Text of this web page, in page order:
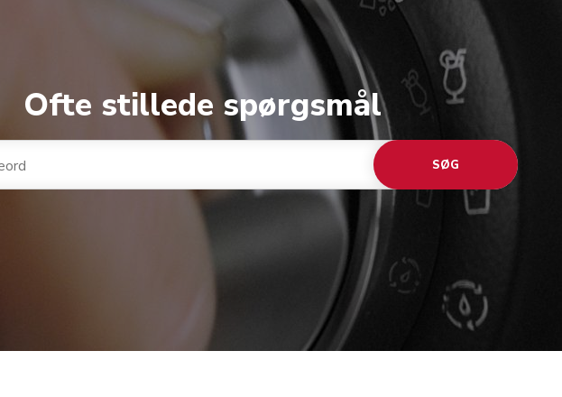
Ofte stillede spørgsmål
SØG